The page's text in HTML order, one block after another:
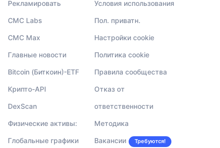
Рекламировать
CMC Labs
CMC Max
Главные новости
Bitcoin (Биткоин)-ETF
Крипто-API
DexScan
Физические активы:
Глобальные графики
Условия использования
Пол. приватн.
Настройки cookie
Политика cookie
Правила сообщества
Отказ от
ответственности
Методика
Вакансии Требуются!